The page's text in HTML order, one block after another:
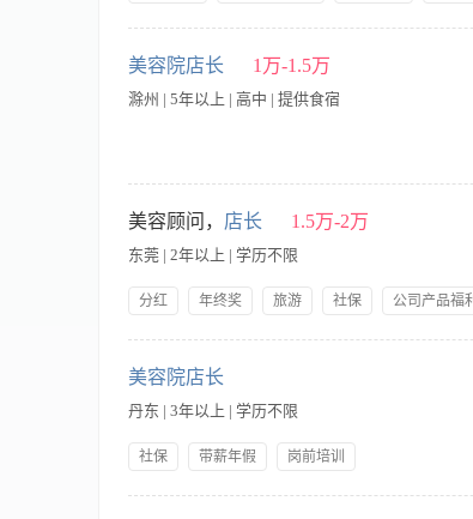
店团队建设及管理，公司制度及政策宣导，督导员工
理： 1.负责店务统筹及管理工作，包括门店宣传、营
象好气质佳，大专及以上学历，认同美容行业并愿意
压能力； 4.至少具备2年的美容店店长任职经历，具
度，行业内具有竞争力的福利待遇； 5.品牌+科技，
陂路黄洲工业区8栋西梯7楼 （深圳办公室）深圳市南
美容院店长 1万-1.5万
滁州 | 5年以上 | 高中 | 提供食宿
队专业水平3、监督服务质量，处理客户投诉，维护
制定营销策略，策划促销活动以吸引新客户并维护老
业工作经验，其中至少2年美容院管理经验 2、熟悉美
并执行销售计划 4、年龄28-38岁，形象气质佳，沟通
美容顾问， 店长 1.5万-2万
东莞 | 2年以上 | 学历不限
分红 年终奖 旅游 社保
公司产品福利
美容院店长
丹东 | 3年以上 | 学历不限
社保 带薪年假 岗前培训